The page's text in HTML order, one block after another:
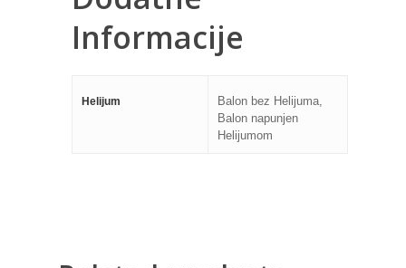
Informacije
Helijum
Balon bez Helijuma,
Balon napunjen
Helijumom